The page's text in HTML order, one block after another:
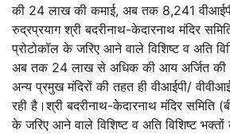
की 24 लाख की कमाई, अब तक 8,241
रुद्रप्रयाग श्री बदरीनाथ-केदारनाथ मंदिर
प्रोटोकॉल के जरिए आने वाले विशिष्ट व अति
अब तक 24 लाख से अधिक की आय अर्जित की
अन्य प्रमुख मंदिरों की तहत ही वीआईपी/
रही है।श्री बदरीनाथ-केदारनाथ मंदिर समिति
के जरिए आने वाले विशिष्ट व अति विशिष्ट